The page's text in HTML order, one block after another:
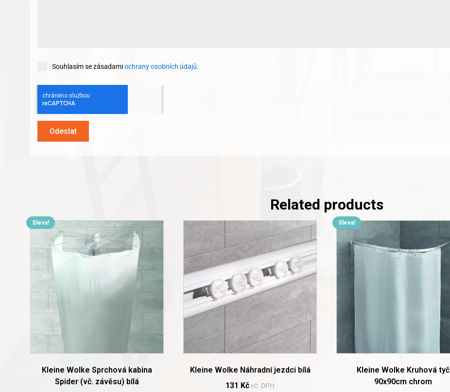
Souhlasím se zásadamiochrany osobních údajů.
Odeslat
Related products
Sleva!
Kleine Wolke Sprchová kabina
Spider (vč. závěsu) bílá
Kleine Wolke Náhradní jezdci bílá
131 Kčvč. DPH
Sleva!
Kleine Wolke Kruhová tyč
90x90cm chrom